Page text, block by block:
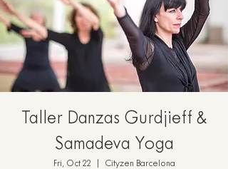
Taller Danzas Gurdjieff &
Samadeva Yoga
Fri, Oct 22 Cityzen Barcelona